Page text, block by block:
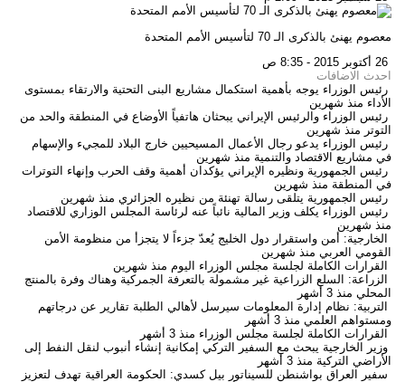
معصوم يهنئ بالذكرى الـ 70 لتأسيس الأمم المتحدة
احدث الاضافات
رئيس الوزراء يوجه بأهمية استكمال مشاريع البنى التحتية والارتقاء بمستوى
الأداء منذ شهرين
رئيس الوزراء والرئيس الإيراني يبحثان هاتفياً الأوضاع في المنطقة والحد من
التوتر منذ شهرين
رئيس الوزراء يدعو رجال الأعمال المسيحيين خارج البلاد للمجيء والإسهام
في مشاريع الاقتصاد والتنمية منذ شهرين
رئيس الجمهورية ونظيره الإيراني يؤكدان أهمية وقف الحرب وإنهاء التوترات
في المنطقة منذ شهرين
رئيس الجمهورية يتلقى رسالة تهنئة من نظيره الجزائري منذ شهرين
رئيس الوزراء يكلف وزير المالية نائباً عنه لرئاسة المجلس الوزاري للاقتصاد
منذ شهرين
الخارجية: أمن واستقرار دول الخليج يُعدّ جزءاً لا يتجزأ من منظومة الأمن
القومي العربي منذ شهرين
القرارات الكاملة لجلسة مجلس الوزراء اليوم منذ شهرين
الزراعة: السلع الزراعية غير مشمولة بالتعرفة الجمركية وهناك وفرة بالمنتج
المحلي منذ 3 أشهر
التربية: نظام إدارة المعلومات سيرسل لأهالي الطلبة تقارير عن درجاتهم
ومستواهم العلمي منذ 3 أشهر
القرارات الكاملة لجلسة مجلس الوزراء منذ 3 أشهر
وزير الخارجية يبحث مع السفير التركي إمكانية إنشاء أنبوب لنقل النفط إلى
الأراضي التركية منذ 3 أشهر
سفير العراق بواشنطن للسيناتور بيل كسدي: الحكومة العراقية تهدف لتعزيز